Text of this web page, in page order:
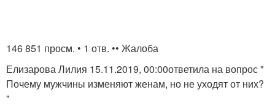
146 851 просм. • 1 отв. •• Жалоба
Елизарова Лилия 15.11.2019, 00:00ответила на вопрос "
Почему мужчины изменяют женам, но не уходят от них?
"